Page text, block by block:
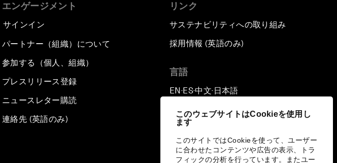
このウェブサイトはCookieを使用し
ます
このサイトではCookieを使って、ユーザー
に合わせたコンテンツや広告の表示、トラ
フィックの分析を行っています。またユー
エンゲージメント
サインイン
パートナー（組織）について
参加する（個人、組織）
プレスリリース登録
ニュースレター購読
連絡先 (英語のみ)
リンク
サステナビリティへの取り組み
採用情報 (英語のみ)
言語
EN ▪ES▪中文▪ 日本語